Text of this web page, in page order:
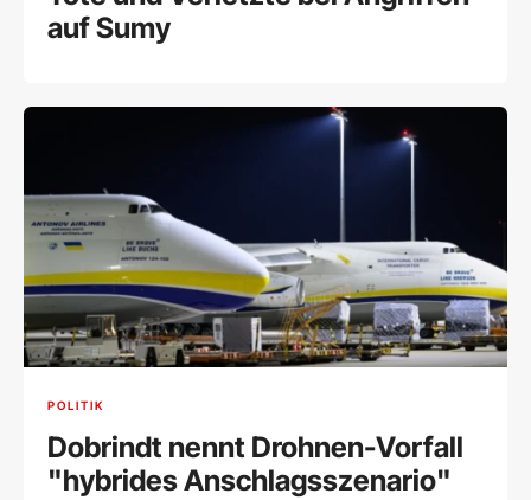
auf Sumy
POLITIK
Dobrindt nennt Drohnen-Vorfall
"hybrides Anschlagsszenario"